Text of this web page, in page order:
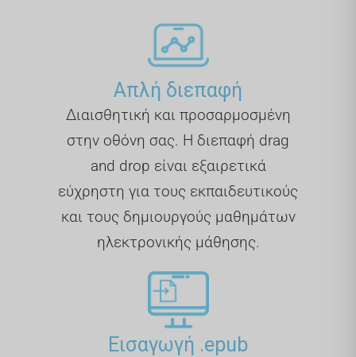
Απλή διεπαφή
Διαισθητική και προσαρμοσμένη
στην οθόνη σας. Η διεπαφή drag
and drop είναι εξαιρετικά
εύχρηστη για τους εκπαιδευτικούς
και τους δημιουργούς μαθημάτων
ηλεκτρονικής μάθησης.
Εισαγωγή .epub